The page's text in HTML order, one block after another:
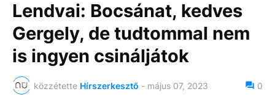
Lendvai: Bocsánat, kedves
Gergely, de tudtommal nem
is ingyen csináljátok
közzétette Hírszerkesztő - május 07, 2023 0